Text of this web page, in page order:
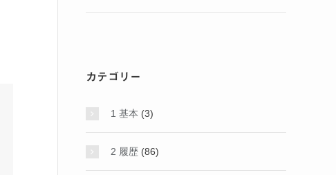
カテゴリー
1 基本 (3)
2 履歴 (86)